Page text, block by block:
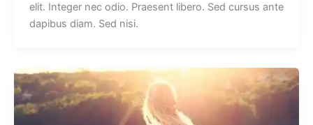
elit. Integer nec odio. Praesent libero. Sed cursus ante
dapibus diam. Sed nisi.